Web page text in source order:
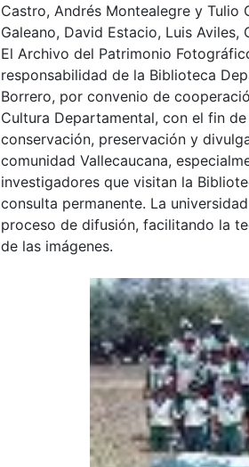
Castro, Andrés Montealegre y Tulio
Galeano, David Estacio, Luis
El Archivo del Patrimonio
responsabilidad de la Biblioteca
Borrero, por convenio de
Cultura Departamental, con el fin
conservación, preservación y
comunidad Vallecaucana,
investigadores que visitan la
consulta permanente. La
proceso de difusión, facilitando la
de las imágenes.